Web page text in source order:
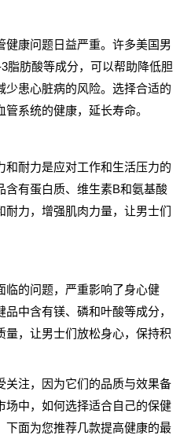
健康问题日益严重。许多美国男
脂肪酸等成分，可以帮助降低胆
少患心脏病的风险。选择合适的
系统的健康，延长寿命。
和耐力是应对工作和生活压力的
含有蛋白质、维生素B和氨基酸
力，增强肌肉力量，让男士们
临的问题，严重影响了身心健
中含有镁、磷和叶酸等成分，
量，让男士们放松身心，保持积
关注，因为它们的品质与效果备
场中，如何选择适合自己的保健
下面为您推荐几款提高健康的最